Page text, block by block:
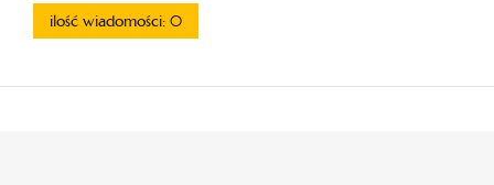
ilość wiadomości: 0